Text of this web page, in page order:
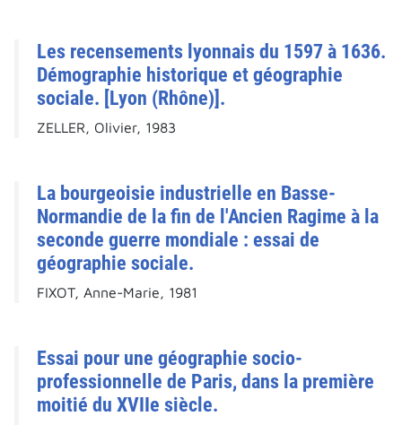
Les recensements lyonnais du 1597 à 1636.
Démographie historique et géographie
sociale. [Lyon (Rhône)].
ZELLER, Olivier, 1983
La bourgeoisie industrielle en Basse-
Normandie de la fin de l'Ancien Ragime à la
seconde guerre mondiale : essai de
géographie sociale.
FIXOT, Anne-Marie, 1981
Essai pour une géographie socio-
professionnelle de Paris, dans la première
moitié du XVIIe siècle.